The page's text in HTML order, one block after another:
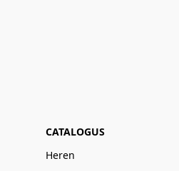
CATALOGUS
Heren